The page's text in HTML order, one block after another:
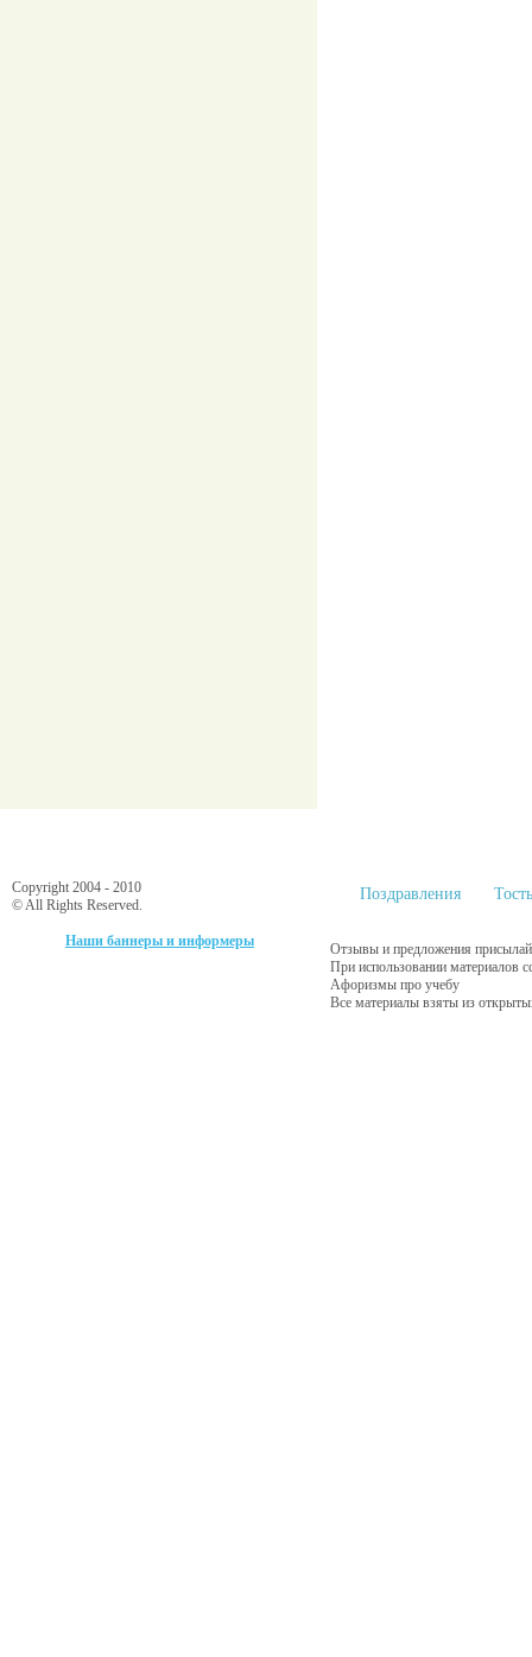
Copyright 2004 - 2010
© All Rights Reserved.
Наши баннеры и информеры
Поздравления
Отзывы и предложения
При использовании материалов
Афоризмы про учебу
Все материалы взяты из